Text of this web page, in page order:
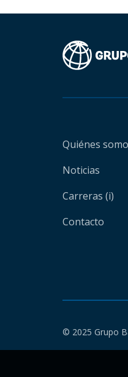
Quiénes
Noticias
Carreras (i)
Contacto
© 2025 Grupo